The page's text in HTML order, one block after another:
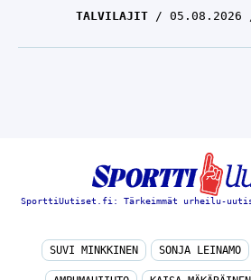
TALVILAJIT 05.08.2026
SporttiUutiset.fi: Tärkeimmät urheilu-
SUVI MINKKINEN SONJA LEINAMO